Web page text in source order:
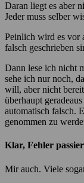
Daran liegt es aber
Jeder muss selber
Peinlich wird es vor
falsch geschrieben
Dann lese ich nicht
sehe ich nur noch,
will, aber nicht
überhaupt
automatisch falsch.
genommen zu
Klar, Fehler
Mir auch. Viele